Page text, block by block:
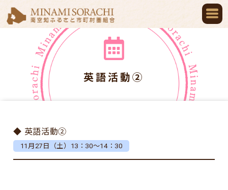
英語活動②
◆ 英語活動②
11月27日（土）13：30～14：30